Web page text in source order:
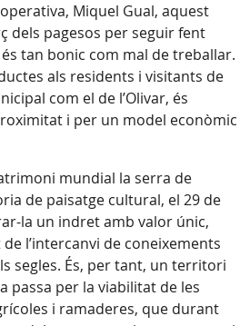
Miquel Gual, aquest
dels pagesos per seguir fent
tan bonic com mal de treballar.
als residents i visitants de
com el de l’Olivar, és
i per un model econòmic
mundial la serra de
de paisatge cultural, el 29 de
la un indret amb valor únic,
l’intercanvi de coneixements
segles. És, per tant, un territori
passa per la viabilitat de les
i ramaderes, que durant